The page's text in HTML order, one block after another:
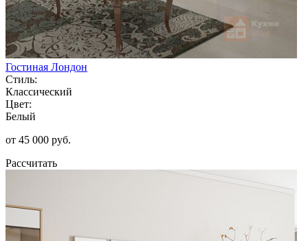
Гостиная Лондон
Стиль:
Классический
Цвет:
Белый
от 45 000 руб.
Рассчитать